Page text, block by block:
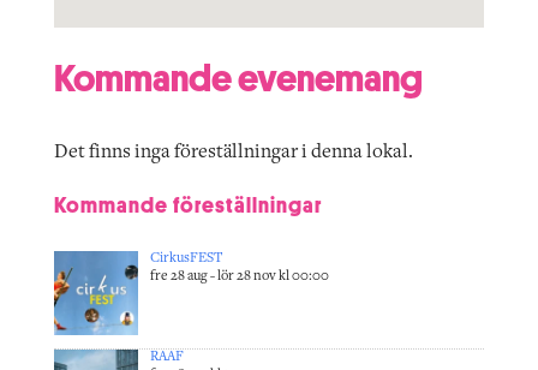
Kommande evenemang
Det finns inga föreställningar i denna lokal.
Kommande föreställningar
CirkusFEST
fre 28 aug - lör 28 nov kl 00:00
RAAF